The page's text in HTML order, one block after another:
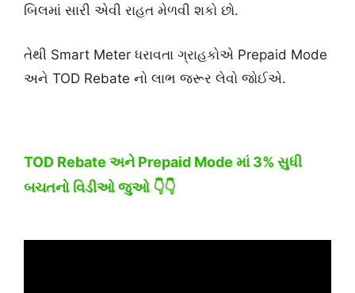
બિલમાં સારી એવી રાહત મેળવી શકો છો.
તેથી Smart Meter ધરાવતા ગ્રાહકોએ Prepaid Mode
અને TOD Rebate નો લાભ જરૂર લેવો જોઈએ.
TOD Rebate અને Prepaid Mode માં 3% સુધી
બચતનો વિડીઓ જુઓ 👇👇